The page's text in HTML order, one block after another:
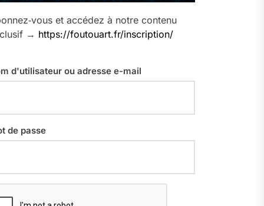
et accédez à notre contenu
→ https://foutouart.fr/inscription/
d'utilisateur ou adresse e-mail
de passe